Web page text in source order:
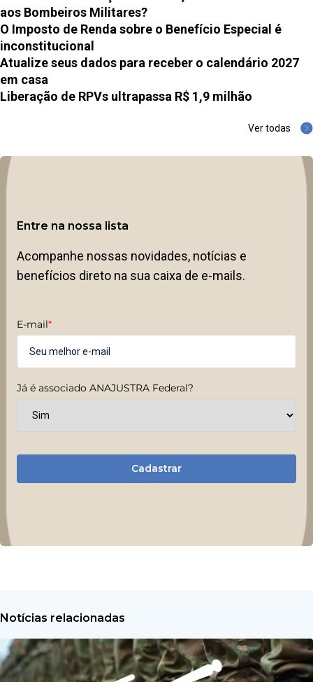
aos Bombeiros Militares?
O Imposto de Renda sobre o Benefício Especial é
inconstitucional
Atualize seus dados para receber o calendário 2027
em casa
Liberação de RPVs ultrapassa R$ 1,9 milhão
Ver todas
Entre na nossa lista
Acompanhe nossas novidades, notícias e
benefícios direto na sua caixa de e-mails.
E-mail*
Já é associado ANAJUSTRA Federal?
Cadastrar
Notícias relacionadas